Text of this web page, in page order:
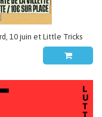
10 juin et Little Tricks